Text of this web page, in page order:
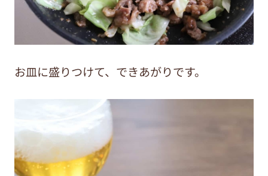
お皿に盛りつけて、できあがりです。